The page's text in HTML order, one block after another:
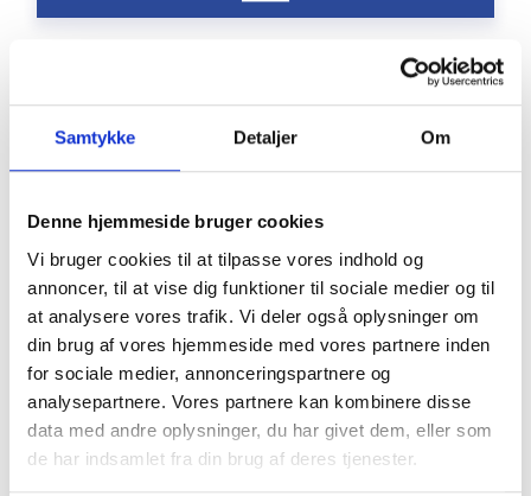
Samtykke Detaljer Om
Denne hjemmeside bruger cookies
Vi bruger cookies til at tilpasse vores indhold og
annoncer, til at vise dig funktioner til sociale medier og til
at analysere vores trafik. Vi deler også oplysninger om
din brug af vores hjemmeside med vores partnere inden
for sociale medier, annonceringspartnere og
analysepartnere. Vores partnere kan kombinere disse
data med andre oplysninger, du har givet dem, eller som
de har indsamlet fra din brug af deres tjenester.
2023-05-30 Aftaleret, forbrugerret,
fortrydelsesret.